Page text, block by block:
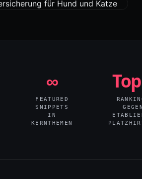
∞
FEATURED
SNIPPETS
IN
KERNTHEMEN